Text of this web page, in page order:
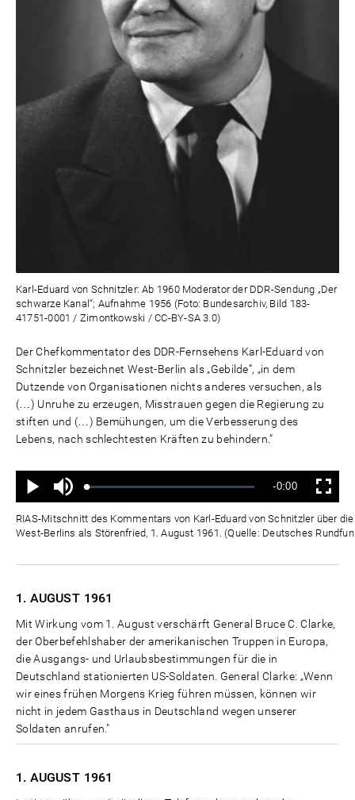
Karl-Eduard von Schnitzler: Ab 1960 Moderator der DDR-Sendung „Der
schwarze Kanal“; Aufnahme 1956 (Foto: Bundesarchiv, Bild 183-
41751-0001 / Zimontkowski / CC-BY-SA 3.0)
Der Chefkommentator des DDR-Fernsehens Karl-Eduard von
Schnitzler bezeichnet West-Berlin als „Gebilde“, „in dem
Dutzende von Organisationen nichts anderes versuchen, als
(…) Unruhe zu erzeugen, Misstrauen gegen die Regierung zu
stiften und (…) Bemühungen, um die Verbesserung des
Lebens, nach schlechtesten Kräften zu behindern.“
Wiedergabe
Ton
aus
Geladen:
Status:
Verbleibende
Zeit
-0:00 Vollbild
RIAS-Mitschnitt des Kommentars von Karl-Eduard von Schnitzler über
West-Berlins als Störenfried, 1. August 1961. (Quelle: Deutsches
1. AUGUST 1961
Mit Wirkung vom 1. August verschärft General Bruce C. Clarke,
der Oberbefehlshaber der amerikanischen Truppen in Europa,
die Ausgangs- und Urlaubsbestimmungen für die in
Deutschland stationierten US-Soldaten. General Clarke: „Wenn
wir eines frühen Morgens Krieg führen müssen, können wir
nicht in jedem Gasthaus in Deutschland wegen unserer
Soldaten anrufen."
1. AUGUST 1961